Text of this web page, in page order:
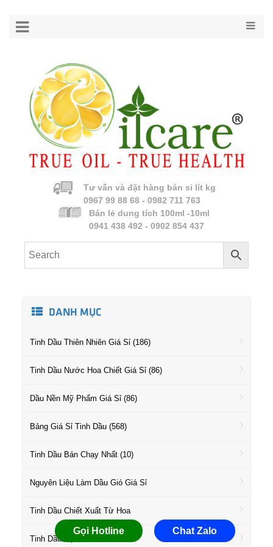
Tư vấn và đặt hàng bán sỉ lít kg
0967 99 88 68 - 0982 711 763
Bán lẻ dung tích 100ml -10ml
0941 438 492 - 0902 854 437
DANH MỤC
Tinh Dầu Thiên Nhiên Giá Sỉ (186)
Tinh Dầu Nước Hoa Chiết Giá Sỉ (86)
Dầu Nền Mỹ Phẩm Giá Sỉ (86)
Bảng Giá Sỉ Tinh Dầu (568)
Tinh Dầu Bán Chạy Nhất (10)
Nguyên Liệu Làm Dầu Gió Giá Sỉ
Tinh Dầu Chiết Xuất Từ Hoa
Tinh Dầu Họ Gỗ Giá Sỉ
Gọi Hotline Chat Zalo